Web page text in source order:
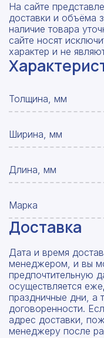
На сайте
доставки и объёма
наличие товара
сайте носят
характер и не
Толщина, мм
Ширина, мм
Длина, мм
Марка
Доставка
Дата и время
менеджером, и вы
предпочтительную
осуществляется
праздничные дни, а
договоренности.
адрес доставки,
менеджеру после